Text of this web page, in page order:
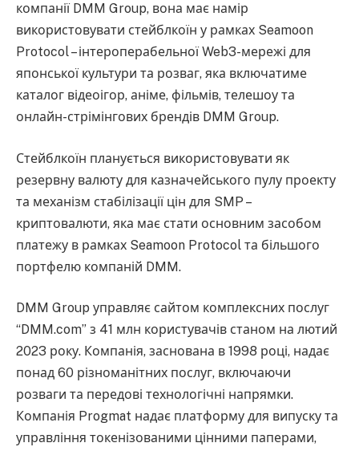
компанії DMM Group, вона має намір
використовувати стейблкоїн у рамках Seamoon
Protocol – інтероперабельної Web3-мережі для
японської культури та розваг, яка включатиме
каталог відеоігор, аніме, фільмів, телешоу та
онлайн-стрімінгових брендів DMM Group.
Стейблкоїн планується використовувати як
резервну валюту для казначейського пулу проекту
та механізм стабілізації цін для SMP –
криптовалюти, яка має стати основним засобом
платежу в рамках Seamoon Protocol та більшого
портфелю компаній DMM.
DMM Group управляє сайтом комплексних послуг
“DMM.com” з 41 млн користувачів станом на лютий
2023 року. Компанія, заснована в 1998 році, надає
понад 60 різноманітних послуг, включаючи
розваги та передові технологічні напрямки.
Компанія Progmat надає платформу для випуску та
управління токенізованими цінними паперами,